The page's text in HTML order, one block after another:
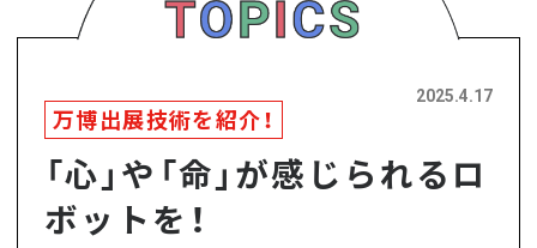
2025.4.17
万博出展技術を紹介！
「心」や「命」が感じられるロ
ボットを！